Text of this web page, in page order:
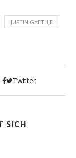
JUSTIN GAETHJE
Twitter
SICH